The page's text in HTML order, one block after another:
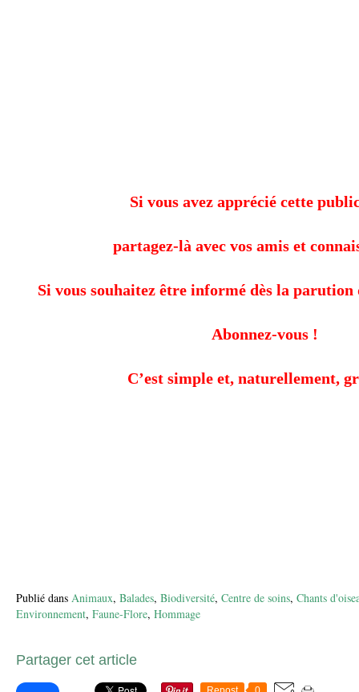
Si vous avez apprécié cette
partagez-là avec vos amis et
Si vous souhaitez être informé dès la
Abonnez-vous !
C’est simple et, naturellement,
Publié dans Animaux, Balades, Biodiversité, Centre de soins, Chants
Environnement, Faune-Flore, Hommage
Partager cet article